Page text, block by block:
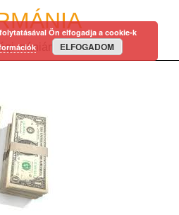
mániám…
Ön elfogadja a cookie-k
ELFOGADOM